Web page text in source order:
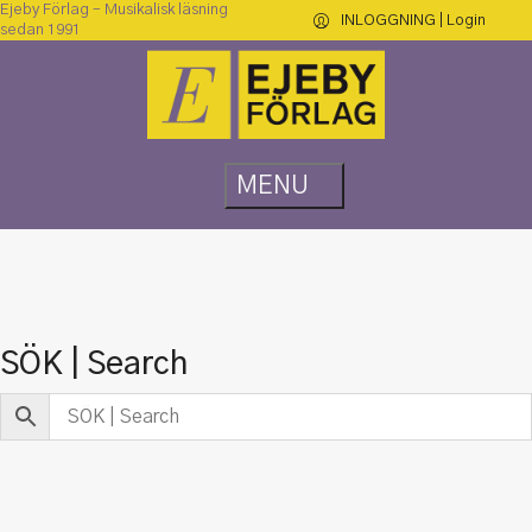
Ejeby Förlag – Musikalisk läsning
sedan 1991
INLOGGNING | Login
SÖK | Search